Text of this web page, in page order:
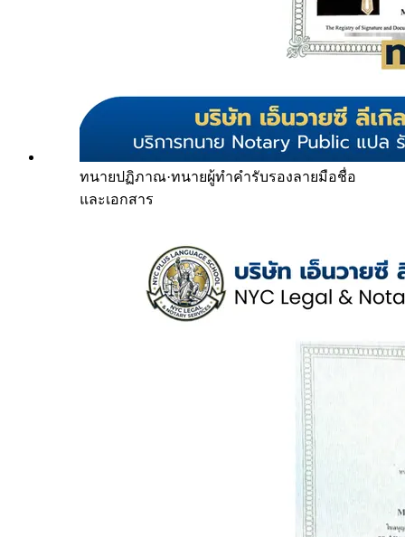
ทนายปฏิภาณ·ทนายผู้ทำคำรับรองลายมือชื่อ
และเอกสาร